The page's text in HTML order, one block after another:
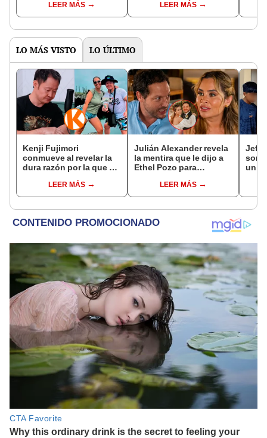
final somos familia"
LEER MÁS
MarceloLEER MÁS
LO MÁS VISTO LO ÚLTIMO
Kenji Fujimori
conmueve al revelar la
dura razón por la que no
esposa Erika Muñóz: "El
proceso judicial"
LEER MÁS
Julián Alexander revela
la mentira que le dijo a
Ethel Pozo para
hubiéramos salido”
LEER MÁS
un